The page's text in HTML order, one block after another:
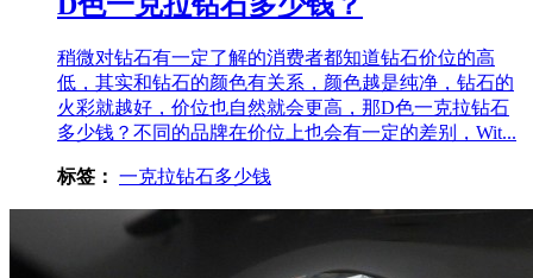
稍微对钻石有一定了解的消费者都知道钻石价位的高
低，其实和钻石的颜色有关系，颜色越是纯净，钻石的
火彩就越好，价位也自然就会更高，那D色一克拉钻石
多少钱？不同的品牌在价位上也会有一定的差别，Wit...
标签： 一克拉钻石多少钱